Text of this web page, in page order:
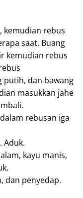
kemudian rebus
saat. Buang
kemudian rebus
putih, dan bawang
masukkan jahe
rebusan iga
Aduk.
kayu manis,
dan penyedap.